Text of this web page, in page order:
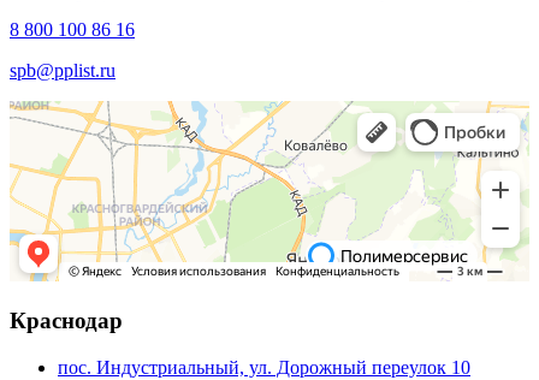
8 800 100 86 16
spb@pplist.ru
Краснодар
пос. Индустриальный, ул. Дорожный переулок 10